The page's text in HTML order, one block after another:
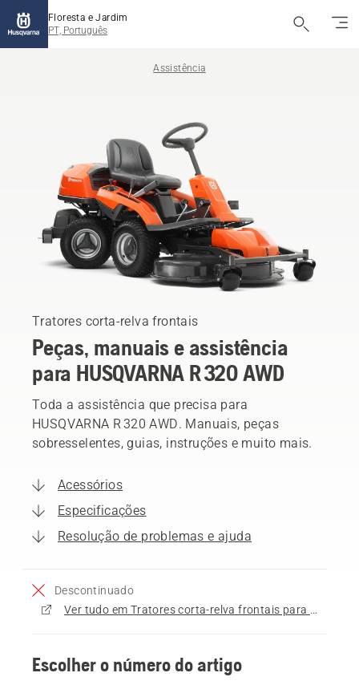
Floresta e Jardim
PT, Português
Assistência
Tratores corta-relva frontais
Peças, manuais e assistência
para HUSQVARNA R 320 AWD
Toda a assistência que precisa para
HUSQVARNA R 320 AWD. Manuais, peças
sobresselentes, guias, instruções e muito mais.
Acessórios
Especificações
Resolução de problemas e ajuda
Descontinuado
Ver tudo em Tratores corta-relva frontais para venda
Escolher o número do artigo